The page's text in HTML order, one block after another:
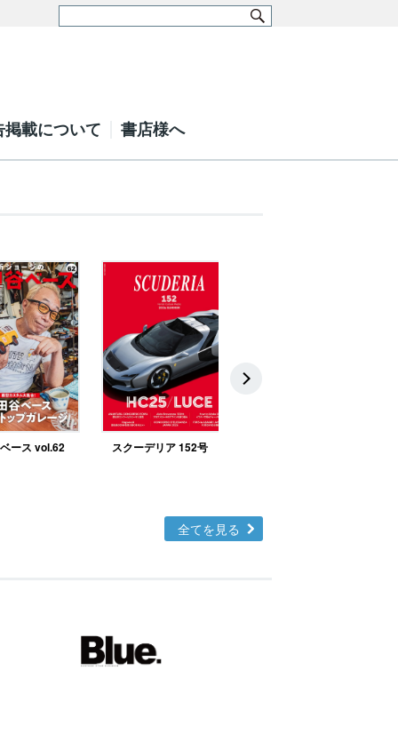
掲載について 書店様へ
ース vol.62 スクーデリア 152号
全てを見る